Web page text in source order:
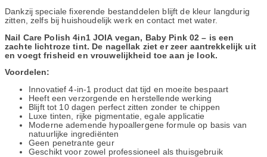
Dankzij speciale fixerende bestanddelen blijft de kleur langdurig
zitten, zelfs bij huishoudelijk werk en contact met water.
Nail Care Polish 4in1 JOIA vegan, Baby Pink 02 – is een
zachte lichtroze tint. De nagellak ziet er zeer aantrekkelijk uit
en voegt frisheid en vrouwelijkheid toe aan je look.
Voordelen:
Innovatief 4-in-1 product dat tijd en moeite bespaart
Heeft een verzorgende en herstellende werking
Blijft tot 10 dagen perfect zitten zonder te chippen
Luxe tinten, rijke pigmentatie, egale applicatie
Moderne ademende hypoallergene formule op basis van
natuurlijke ingrediënten
Geen penetrante geur
Geschikt voor zowel professioneel als thuisgebruik